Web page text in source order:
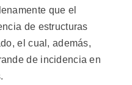
que el
de estructuras
el cual, además,
de incidencia en